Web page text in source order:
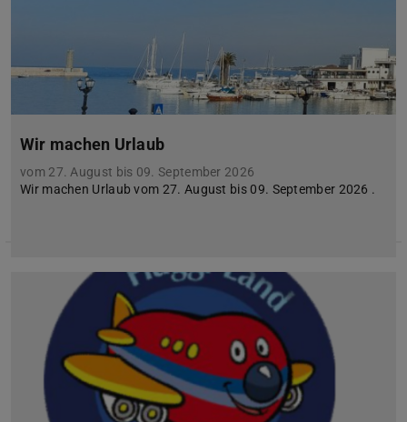
Wir machen Urlaub
vom 27. August bis 09. September 2026
Wir machen Urlaub vom 27. August bis 09. September 2026 .